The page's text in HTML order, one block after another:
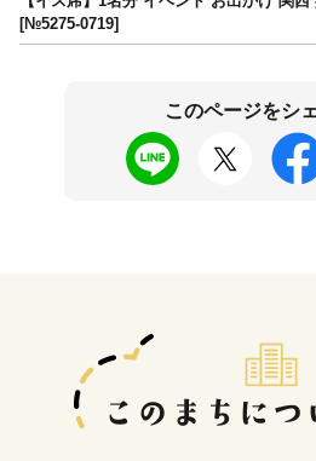
[№5275-0719]
このページをシ